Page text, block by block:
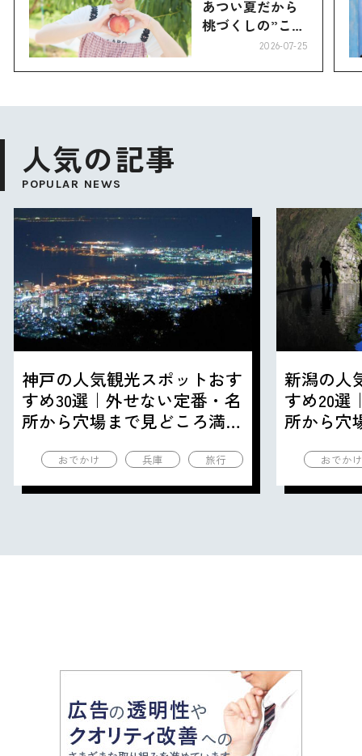
あつい夏だから
桃づくしの”こお
2026-07-25
人気の記事
POPULAR NEWS
神戸の人気観光スポットおす
すめ30選｜外せない定番・名
所から穴場まで見どころ満載
おでかけ 兵庫 旅行
新潟の人
すめ20選
所から穴
おでか